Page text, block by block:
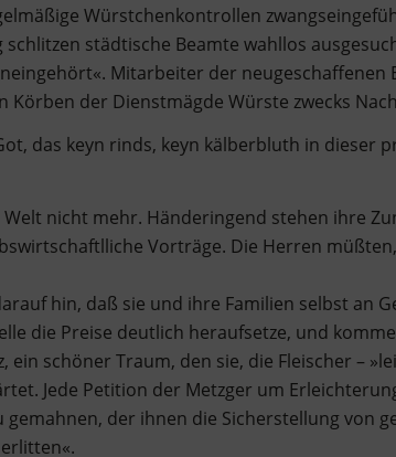
Würstchenkontrollen
schlitzen städtische Beamte wahllos
Mitarbeiter der
Körben der Dienstmägde Würste zwecks
das keyn rinds, keyn kälberbluth in dieser
Welt nicht mehr. Händeringend stehen ihre
Vorträge. Die Herren
hin, daß sie und ihre Familien selbst an
die Preise deutlich heraufsetze, und
ein schöner Traum, den sie, die Fleischer –
Jede Petition der Metzger um
gemahnen, der ihnen die Sicherstellung von